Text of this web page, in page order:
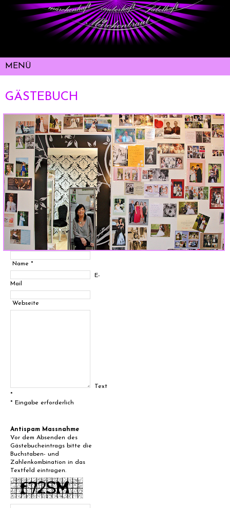
GÄSTEBUCH
Name *
E-
Mail
Webseite
Text
*
* Eingabe erforderlich
Antispam Massnahme
Vor dem Absenden des
Gästebucheintrags bitte die
Buchstaben- und
Zahlenkombination in das
Textfeld eintragen.